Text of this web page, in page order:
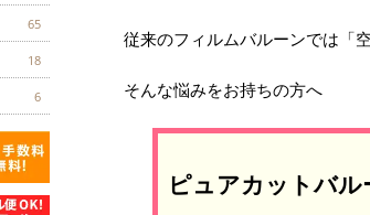
65
18
6
従来のフィルムバルーンでは「
そんな悩みをお持ちの方へ
ピュアカットバ